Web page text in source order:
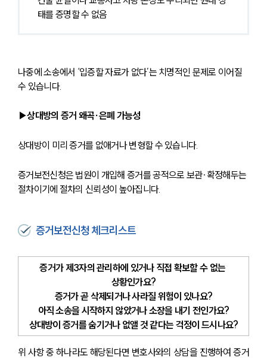
센터소개
오시는 길
글로벌 파트너 로펌
통합검색
AI대륜
업무사례
업무사례
태를 증명할 수 없음
나중에 소송에서 ‘입증할 자료가 없다’는 치명적인 문제로 이어질
수 있습니다.
▶상대방의 증거 왜곡∙은폐 가능성
상대방이 미리 증거를 없애거나 변형할 수 있습니다.
증거보전신청은 법원이 개입해 증거를 공적으로 보관∙확정해두는
절차이기에 절차의 신뢰성이 높아집니다.
증거보전신청 체크리스트
증거가 제3자의 관리하에 있거나 직접 확보할 수 없는
상황인가요?
증거가 곧 삭제되거나 사라질 위험이 있나요?
아직 소송을 시작하지 않았거나 소장을 내기 전인가요?
상대방이 증거를 숨기거나 없앨 것 같다는 걱정이 드시나요?
위 사항 중 하나라도 해당된다면 변호사와의 상담을 진행하여 증거